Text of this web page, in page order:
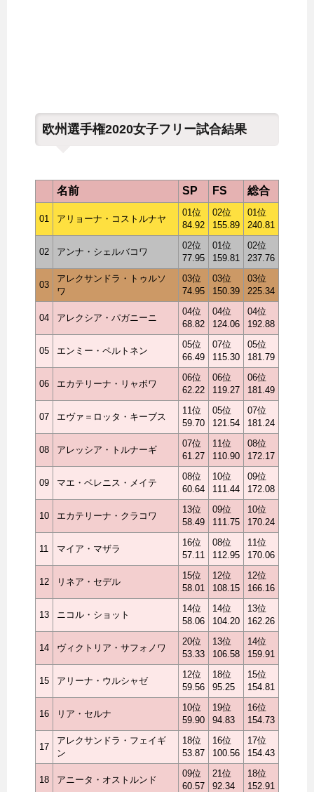
欧州選手権2020女子フリー試合結果
名前 SP FS 総合
01 アリョーナ・コストルナヤ
01位
84.92
02位
155.89
01位
240.81
02 アンナ・シェルバコワ
02位
77.95
01位
159.81
02位
237.76
03
アレクサンドラ・トゥルソ
ワ
03位
74.95
03位
150.39
03位
225.34
04 アレクシア・パガニーニ
04位
68.82
04位
124.06
04位
192.88
05 エンミー・ペルトネン
05位
66.49
07位
115.30
05位
181.79
06 エカテリーナ・リャボワ
06位
62.22
06位
119.27
06位
181.49
07 エヴァ＝ロッタ・キーブス
11位
59.70
05位
121.54
07位
181.24
08 アレッシア・トルナーギ
07位
61.27
11位
110.90
08位
172.17
09 マエ・ベレニス・メイテ
08位
60.64
10位
111.44
09位
172.08
10 エカテリーナ・クラコワ
13位
58.49
09位
111.75
10位
170.24
11 マイア・マザラ
16位
57.11
08位
112.95
11位
170.06
12 リネア・セデル
15位
58.01
12位
108.15
12位
166.16
13 ニコル・ショット
14位
58.06
14位
104.20
13位
162.26
14 ヴィクトリア・サフォノワ
20位
53.33
13位
106.58
14位
159.91
15 アリーナ・ウルシャゼ
12位
59.56
18位
95.25
15位
154.81
16 リア・セルナ
10位
59.90
19位
94.83
16位
154.73
17
アレクサンドラ・フェイギ
ン
18位
53.87
16位
100.56
17位
154.43
18 アニータ・オストルンド
09位
60.57
21位
92.34
18位
152.91